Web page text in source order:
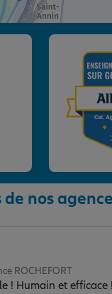
de nos
ROCHEFORT
! Humain et efficace